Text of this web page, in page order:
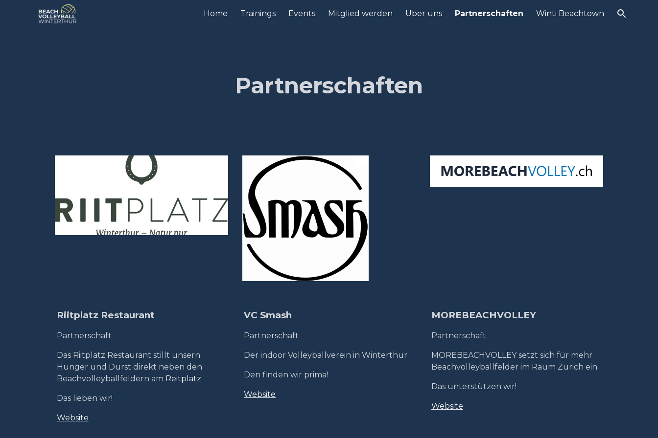
Skip to main content Skip to navigation
Home Trainings Events Mitglied werden Über uns Partnerschaften Winti Beachtown
Partnerschaften
Riitplatz Restaurant
Partnerschaft
DasRiitplatz Restaurant stillt unsern
Hunger und Durst direkt neben den
Beachvolleyballfeldern am Reitplatz.
Das lieben wir!
Website
VC Smash
Partnerschaft
Der indoor Volleyballverein in Winterthur.
Den finden wir prima!
Website
MOREBEACHVOLLEY
Partnerschaft
MOREBEACHVOLLEY setzt sich für mehr
Beachvolleyballfelder im Raum Zürich ein.
Das unterstützen wir!
Website